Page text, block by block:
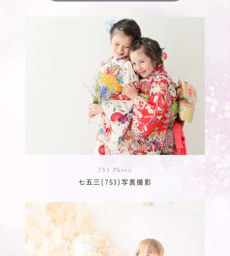
753 Photo
七五三(753)写真撮影